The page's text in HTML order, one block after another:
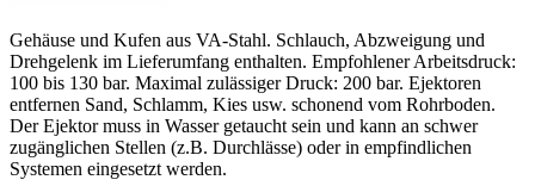
Gehäuse und Kufen aus VA-Stahl. Schlauch, Abzweigung und
Drehgelenk im Lieferumfang enthalten. Empfohlener Arbeitsdruck:
100 bis 130 bar. Maximal zulässiger Druck: 200 bar. Ejektoren
entfernen Sand, Schlamm, Kies usw. schonend vom Rohrboden.
Der Ejektor muss in Wasser getaucht sein und kann an schwer
zugänglichen Stellen (z.B. Durchlässe) oder in empfindlichen
Systemen eingesetzt werden.